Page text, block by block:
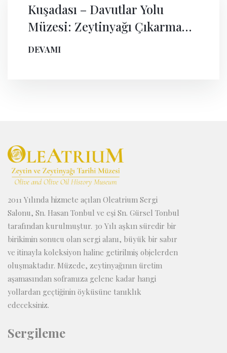
Kuşadası – Davutlar Yolu
Müzesi: Zeytinyağı Çıkarma
Teknikleri ve Dönem
DEVAMI
2011 Yılında hizmete açılan Oleatrium Sergi
Salonu, Sn. Hasan Tonbul ve eşi Sn. Gürsel Tonbul
tarafından kurulmuştur. 30 Yılı aşkın süredir bir
birikimin sonucu olan sergi alanı, büyük bir sabır
ve itinayla koleksiyon haline getirilmiş objelerden
oluşmaktadır. Müzede, zeytinyağının üretim
aşamasından soframıza gelene kadar hangi
yollardan geçtiğinin öyküsüne tanıklık
edeceksiniz.
Sergileme